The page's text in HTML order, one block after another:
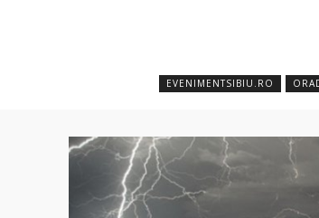
EVENIMENTSIBIU.RO